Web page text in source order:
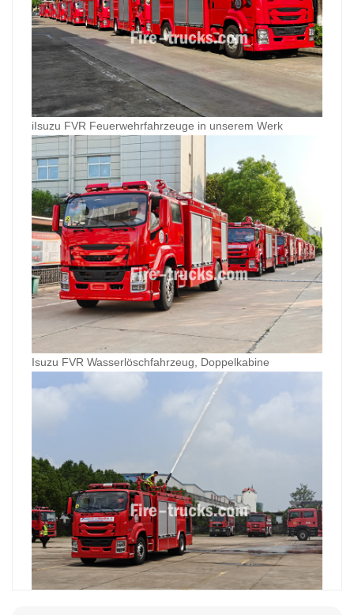
iIsuzu FVR Feuerwehrfahrzeuge in unserem Werk
Isuzu FVR Wasserlöschfahrzeug, Doppelkabine